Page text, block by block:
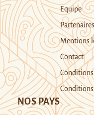
Equipe
Partenaires
Mentions
Contact
NOS PAYS